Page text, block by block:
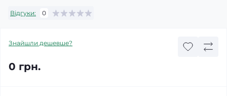
Відгуки: 0
Знайшли дешевше?
0 грн.